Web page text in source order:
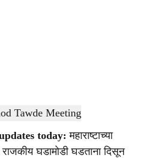
- Sarkarnama
today:महाराष्टाच्या
घडामोडी घडताना दिसून